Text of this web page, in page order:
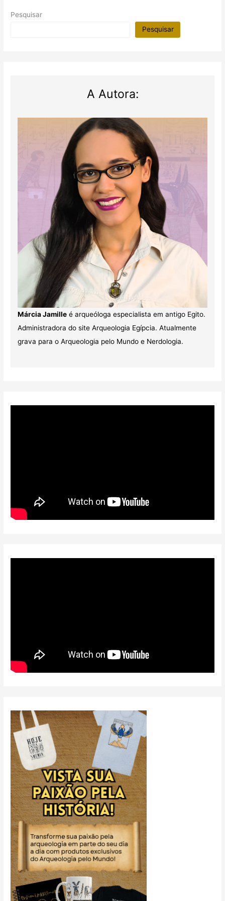
Pesquisar
Pesquisar
A Autora:
Márcia Jamilleé arqueóloga especialista em antigo Egito.
Administradora do site Arqueologia Egípcia. Atualmente
grava para o Arqueologia pelo Mundo e Nerdologia.